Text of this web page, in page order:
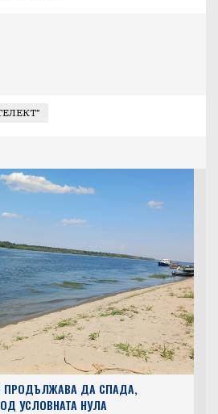
ПРОДЪЛЖАВА ДА СПАДА,
УСЛОВНАТА НУЛА